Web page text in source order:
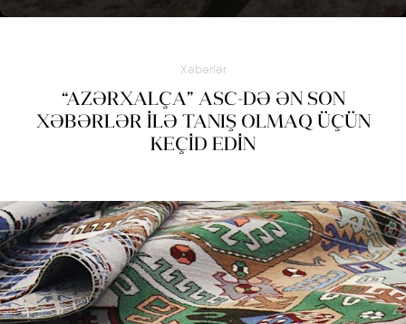
Xəbərlər
“AZƏRXALÇA” ASC-DƏ ƏN SON
XƏBƏRLƏR İLƏ TANIŞ OLMAQ ÜÇÜN
KEÇİD EDİN